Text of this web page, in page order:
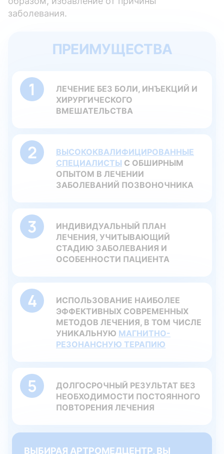
заболевания.
ПРЕИМУЩЕСТВА
ЛЕЧЕНИЕ БЕЗ БОЛИ, ИНЪЕКЦИЙ И
ХИРУРГИЧЕСКОГО
ВМЕШАТЕЛЬСТВА
ВЫСОКОКВАЛИФИЦИРОВАННЫЕ
СПЕЦИАЛИСТЫ С ОБШИРНЫМ
ОПЫТОМ В ЛЕЧЕНИИ
ЗАБОЛЕВАНИЙ ПОЗВОНОЧНИКА
ИНДИВИДУАЛЬНЫЙ ПЛАН
ЛЕЧЕНИЯ, УЧИТЫВАЮЩИЙ
СТАДИЮ ЗАБОЛЕВАНИЯ И
ОСОБЕННОСТИ ПАЦИЕНТА
ИСПОЛЬЗОВАНИЕ НАИБОЛЕЕ
ЭФФЕКТИВНЫХ СОВРЕМЕННЫХ
МЕТОДОВ ЛЕЧЕНИЯ, В ТОМ ЧИСЛЕ
УНИКАЛЬНУЮ МАГНИТНО-
РЕЗОНАНСНУЮ ТЕРАПИЮ
ДОЛГОСРОЧНЫЙ РЕЗУЛЬТАТ БЕЗ
НЕОБХОДИМОСТИ ПОСТОЯННОГО
ПОВТОРЕНИЯ ЛЕЧЕНИЯ
ВЫБИРАЯ АРТРОМЕДЦЕНТР, ВЫ